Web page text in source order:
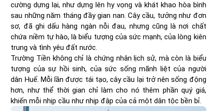
cường dựng lại, như dựng lên hy vọng và khát khao hòa bình
sau những năm tháng đầy gian nan. Cây cầu, tưởng như đơn
sơ, đã ghi dấu hàng ngàn nỗi đau, nhưng cũng là nơi chất
chứa niềm tự hào, là biểu tượng của sức mạnh, của lòng kiên
trung và tình yêu đất nước.
Trường Tiền không chỉ là chứng nhân lịch sử, mà còn là biểu
tượng của sự hồi sinh, của sức sống mãnh liệt của người
dân Huế. Mỗi lần được tái tạo, cây cầu lại trở nên sống động
hơn, như thể thời gian chỉ làm cho nó thêm phần quý giá,
khiến mỗi nhịp cầu như nhịp đập của cả một dân tộc bền bỉ.